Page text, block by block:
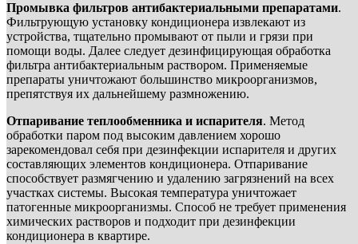
Промывка фильтров антибактериальными препаратами.
Фильтрующую установку кондиционера извлекают из
устройства, тщательно промывают от пыли и грязи при
помощи воды. Далее следует дезинфицирующая обработка
фильтра антибактериальным раствором. Применяемые
препараты уничтожают большинство микроорганизмов,
препятствуя их дальнейшему размножению.
Отпаривание теплообменника и испарителя. Метод
обработки паром под высоким давлением хорошо
зарекомендовал себя при дезинфекции испарителя и других
составляющих элементов кондиционера. Отпаривание
способствует размягчению и удалению загрязнений на всех
участках системы. Высокая температура уничтожает
патогенные микроорганизмы. Способ не требует применения
химических растворов и подходит при дезинфекции
кондиционера в квартире.